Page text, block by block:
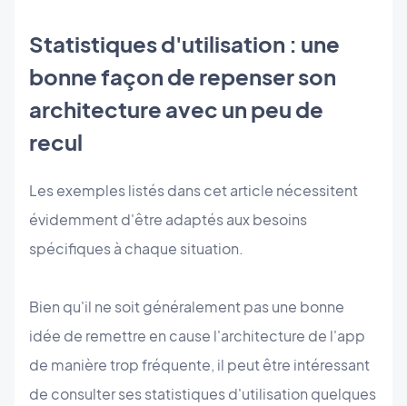
Statistiques d'utilisation : une
bonne façon de repenser son
architecture avec un peu de
recul
Les exemples listés dans cet article nécessitent
évidemment d'être adaptés aux besoins
spécifiques à chaque situation.
Bien qu'il ne soit généralement pas une bonne
idée de remettre en cause l'architecture de l'app
de manière trop fréquente, il peut être intéressant
de consulter ses statistiques d'utilisation quelques